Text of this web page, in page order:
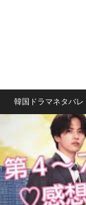
韓国ドラマネタバレ